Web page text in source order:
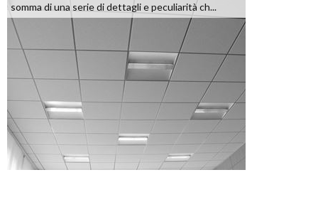
somma di una serie di dettagli e peculiarità ch...